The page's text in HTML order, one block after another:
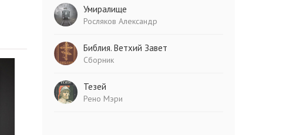
Умиралище
Росляков Александр
Библия. Ветхий Завет
Сборник
Тезей
Рено Мэри